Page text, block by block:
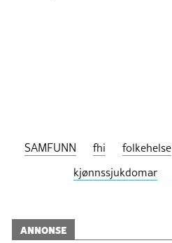
SAMFUNN fhi folkehelse
kjønnssjukdomar
ANNONSE